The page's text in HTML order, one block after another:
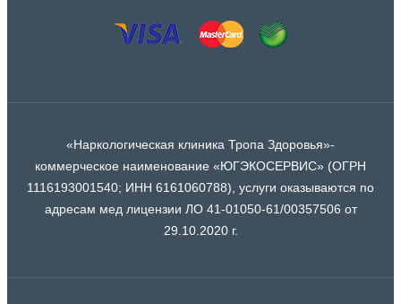
«Наркологическая клиника Тропа Здоровья»-
коммерческое наименование «ЮГЭКОСЕРВИС» (ОГРН
1116193001540; ИНН 6161060788), услуги оказываются по
адресам мед лицензии ЛО 41-01050-61/00357506 от
29.10.2020 г.